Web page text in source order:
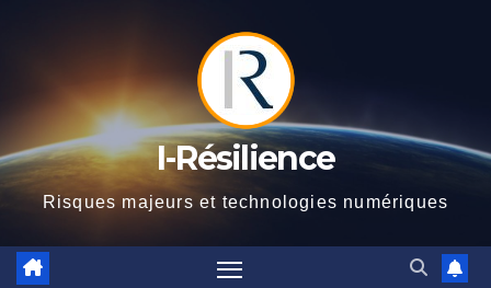
I-Résilience
Risques majeurs et technologies numériques